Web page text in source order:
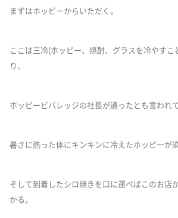
まずはホッピーからいただく。
ここは三冷(ホッピー、焼酎、グラスを冷やすこ
り、
ホッピービバレッジの社長が通ったとも言われて
暑さに熱った体にキンキンに冷えたホッピーが
そして到着したシロ焼きを口に運べばこのお店
かる。